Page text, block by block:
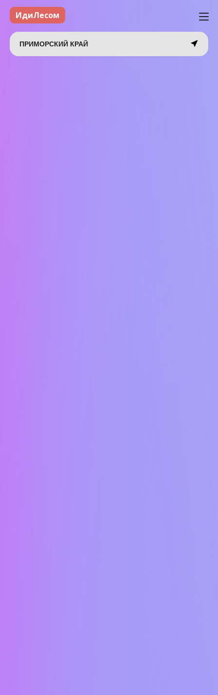
ИдиЛесом
ПРИМОРСКИЙ КРАЙ